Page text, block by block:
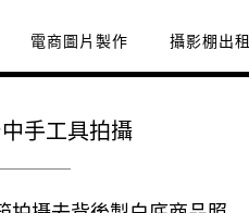
電商圖片製作 攝影棚出租
手工具拍攝